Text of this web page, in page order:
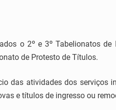
o 2º e 3º Tabelionatos
de Protesto de Títulos.
das atividades dos serviços
e títulos de ingresso ou